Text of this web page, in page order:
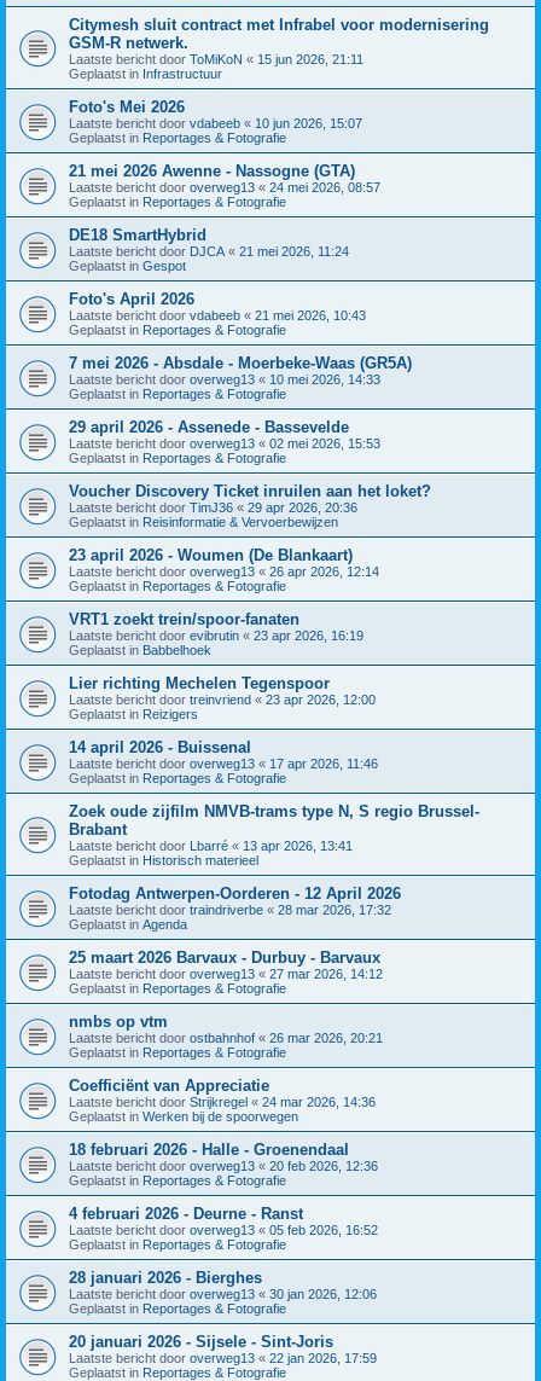
Citymesh sluit contract met Infrabel voor modernisering
GSM-R netwerk.
Laatste bericht door ToMiKoN « 15 jun 2026, 21:11
Geplaatst in Infrastructuur
Foto's Mei 2026
Laatste bericht door vdabeeb « 10 jun 2026, 15:07
Geplaatst in Reportages & Fotografie
21 mei 2026 Awenne - Nassogne (GTA)
Laatste bericht door overweg13 « 24 mei 2026, 08:57
Geplaatst in Reportages & Fotografie
DE18 SmartHybrid
Laatste bericht door DJCA « 21 mei 2026, 11:24
Geplaatst in Gespot
Foto's April 2026
Laatste bericht door vdabeeb « 21 mei 2026, 10:43
Geplaatst in Reportages & Fotografie
7 mei 2026 - Absdale - Moerbeke-Waas (GR5A)
Laatste bericht door overweg13 « 10 mei 2026, 14:33
Geplaatst in Reportages & Fotografie
29 april 2026 - Assenede - Bassevelde
Laatste bericht door overweg13 « 02 mei 2026, 15:53
Geplaatst in Reportages & Fotografie
Voucher Discovery Ticket inruilen aan het loket?
Laatste bericht door TimJ36 « 29 apr 2026, 20:36
Geplaatst in Reisinformatie & Vervoerbewijzen
23 april 2026 - Woumen (De Blankaart)
Laatste bericht door overweg13 « 26 apr 2026, 12:14
Geplaatst in Reportages & Fotografie
VRT1 zoekt trein/spoor-fanaten
Laatste bericht door evibrutin « 23 apr 2026, 16:19
Geplaatst in Babbelhoek
Lier richting Mechelen Tegenspoor
Laatste bericht door treinvriend « 23 apr 2026, 12:00
Geplaatst in Reizigers
14 april 2026 - Buissenal
Laatste bericht door overweg13 « 17 apr 2026, 11:46
Geplaatst in Reportages & Fotografie
Zoek oude zijfilm NMVB-trams type N, S regio Brussel-
Brabant
Laatste bericht door Lbarré « 13 apr 2026, 13:41
Geplaatst in Historisch materieel
Fotodag Antwerpen-Oorderen - 12 April 2026
Laatste bericht door traindriverbe « 28 mar 2026, 17:32
Geplaatst in Agenda
25 maart 2026 Barvaux - Durbuy - Barvaux
Laatste bericht door overweg13 « 27 mar 2026, 14:12
Geplaatst in Reportages & Fotografie
nmbs op vtm
Laatste bericht door ostbahnhof « 26 mar 2026, 20:21
Geplaatst in Reportages & Fotografie
Coefficiënt van Appreciatie
Laatste bericht door Strijkregel « 24 mar 2026, 14:36
Geplaatst in Werken bij de spoorwegen
18 februari 2026 - Halle - Groenendaal
Laatste bericht door overweg13 « 20 feb 2026, 12:36
Geplaatst in Reportages & Fotografie
4 februari 2026 - Deurne - Ranst
Laatste bericht door overweg13 « 05 feb 2026, 16:52
Geplaatst in Reportages & Fotografie
28 januari 2026 - Bierghes
Laatste bericht door overweg13 « 30 jan 2026, 12:06
Geplaatst in Reportages & Fotografie
20 januari 2026 - Sijsele - Sint-Joris
Laatste bericht door overweg13 « 22 jan 2026, 17:59
Geplaatst in Reportages & Fotografie